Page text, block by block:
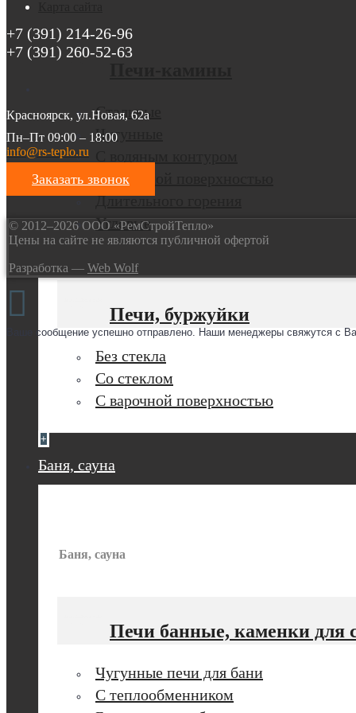
Стальные
Чугунные
С варочной поверхностью
Длительного горения
Угловые
Печи, буржуйки
Без стекла
Со стеклом
С варочной поверхностью
+
Баня, сауна
Баня, сауна
Печи банные, каменки для
Чугунные печи для бани
С теплообменником
+7 (391) 214-26-96
+7 (391) 260-52-63
Красноярск, ул.Новая, 62а
Пн–Пт 09:00 – 18:00
info@rs-teplo.ru
Заказать звонок
© 2012–2026 ООО «РемСтройТепло»
Цены на сайте не являются публичной офертой
Разработка — Web Wolf
Ваше сообщение успешно отправлено. Наши менеджеры свяжутся с